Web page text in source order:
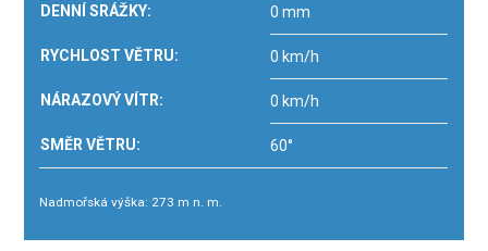
DENNÍ SRÁŽKY: 0 mm
RYCHLOST VĚTRU: 0 km/h
NÁRAZOVÝ VÍTR: 0 km/h
SMĚR VĚTRU: 60°
Nadmořská výška: 273 m n. m.